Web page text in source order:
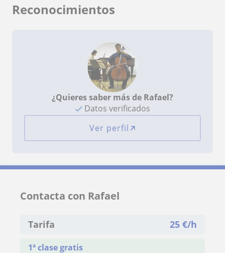
Reconocimientos
¿Quieres saber más de Rafael?
Datos verificados
Ver perfil
Contacta con Rafael
Tarifa 25 €/h
1ª clase gratis